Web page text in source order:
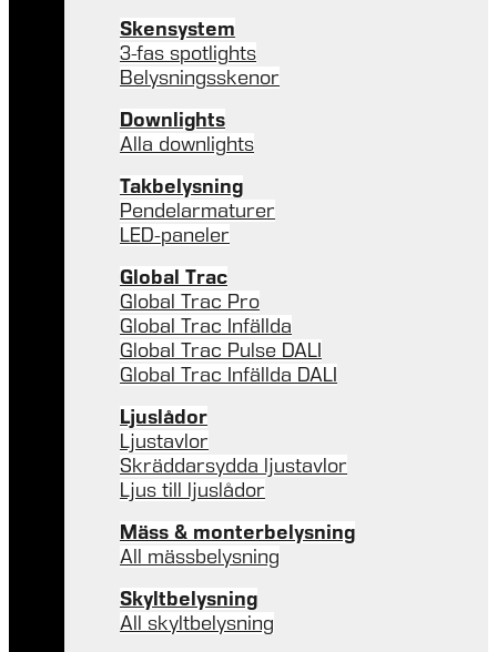
Skensystem
3-fas spotlights
Belysningsskenor
Downlights
Alla downlights
Takbelysning
Pendelarmaturer
LED-paneler
Global Trac
Global Trac Pro
Global Trac Infällda
Global Trac Pulse DALI
Global Trac Infällda DALI
Ljuslådor
Ljustavlor
Skräddarsydda ljustavlor
Ljus till ljuslådor
Mäss & monterbelysning
All mässbelysning
Skyltbelysning
All skyltbelysning